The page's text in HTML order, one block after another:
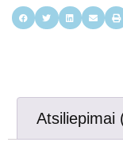
Atsiliepimai